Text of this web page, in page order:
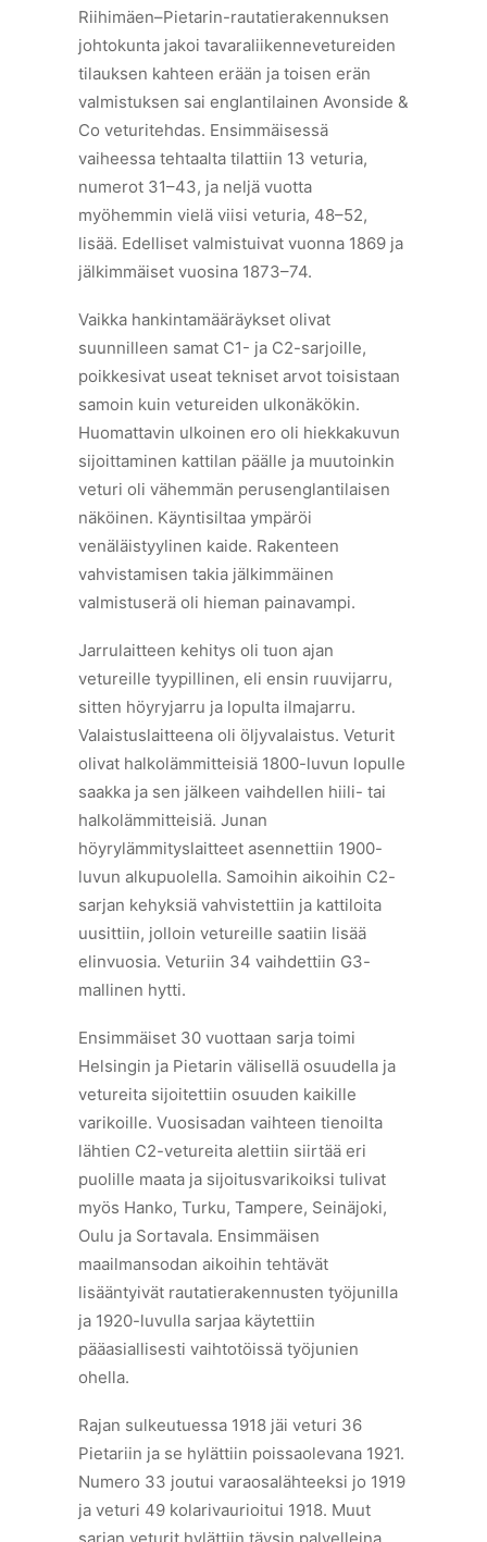
Riihimäen–Pietarin-rautatierakennuksen
johtokunta jakoi tavaraliikennevetureiden
tilauksen kahteen erään ja toisen erän
valmistuksen sai englantilainen Avonside &
Co veturitehdas. Ensimmäisessä
vaiheessa tehtaalta tilattiin 13 veturia,
numerot 31–43, ja neljä vuotta
myöhemmin vielä viisi veturia, 48–52,
lisää. Edelliset valmistuivat vuonna 1869 ja
jälkimmäiset vuosina 1873–74.
Vaikka hankintamääräykset olivat
suunnilleen samat C1- ja C2-sarjoille,
poikkesivat useat tekniset arvot toisistaan
samoin kuin vetureiden ulkonäkökin.
Huomattavin ulkoinen ero oli hiekkakuvun
sijoittaminen kattilan päälle ja muutoinkin
veturi oli vähemmän perusenglantilaisen
näköinen. Käyntisiltaa ympäröi
venäläistyylinen kaide. Rakenteen
vahvistamisen takia jälkimmäinen
valmistuserä oli hieman painavampi.
Jarrulaitteen kehitys oli tuon ajan
vetureille tyypillinen, eli ensin ruuvijarru,
sitten höyryjarru ja lopulta ilmajarru.
Valaistuslaitteena oli öljyvalaistus. Veturit
olivat halkolämmitteisiä 1800-luvun lopulle
saakka ja sen jälkeen vaihdellen hiili- tai
halkolämmitteisiä. Junan
höyrylämmityslaitteet asennettiin 1900-
luvun alkupuolella. Samoihin aikoihin C2-
sarjan kehyksiä vahvistettiin ja kattiloita
uusittiin, jolloin vetureille saatiin lisää
elinvuosia. Veturiin 34 vaihdettiin G3-
mallinen hytti.
Ensimmäiset 30 vuottaan sarja toimi
Helsingin ja Pietarin välisellä osuudella ja
vetureita sijoitettiin osuuden kaikille
varikoille. Vuosisadan vaihteen tienoilta
lähtien C2-vetureita alettiin siirtää eri
puolille maata ja sijoitusvarikoiksi tulivat
myös Hanko, Turku, Tampere, Seinäjoki,
Oulu ja Sortavala. Ensimmäisen
maailmansodan aikoihin tehtävät
lisääntyivät rautatierakennusten työjunilla
ja 1920-luvulla sarjaa käytettiin
pääasiallisesti vaihtotöissä työjunien
ohella.
Rajan sulkeutuessa 1918 jäi veturi 36
Pietariin ja se hylättiin poissaolevana 1921.
Numero 33 joutui varaosalähteeksi jo 1919
ja veturi 49 kolarivaurioitui 1918. Muut